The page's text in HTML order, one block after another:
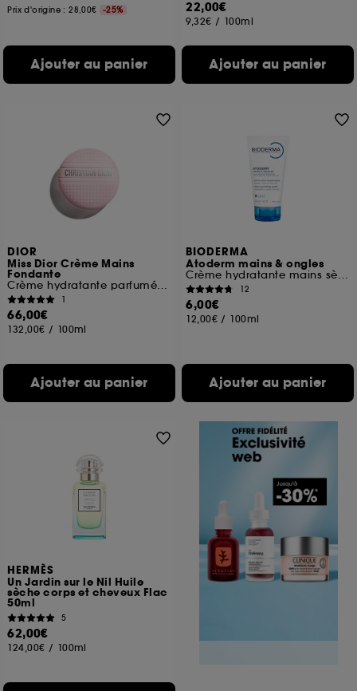
Prix d'origine : 28,00€ -25%
Ajouter au panier
22,00€
9,32€ / 100ml
Ajouter au panier
DIOR
Miss Dior Crème Mains
Fondante
Crème hydratante parfumée pour les mains
1
66,00€
132,00€ / 100ml
Ajouter au panier
BIODERMA
Atoderm mains & ongles
Crème hydratante mains sèches abîmées
12
6,00€
12,00€ / 100ml
Ajouter au panier
HERMÈS
Un Jardin sur le Nil Huile
sèche corps et cheveux Flac
50ml
5
62,00€
124,00€ / 100ml